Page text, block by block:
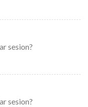
sesion?
sesion?